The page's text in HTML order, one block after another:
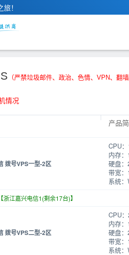
！
（严禁垃圾邮件、政治、色情、VPN、翻
情况
产品
拨号VPS一型-2区
CPU
内存
硬盘
带宽
系统
【浙江嘉兴电信1(剩余17台)】
拨号VPS二型-2区
CPU
内存
硬盘
带宽
系统